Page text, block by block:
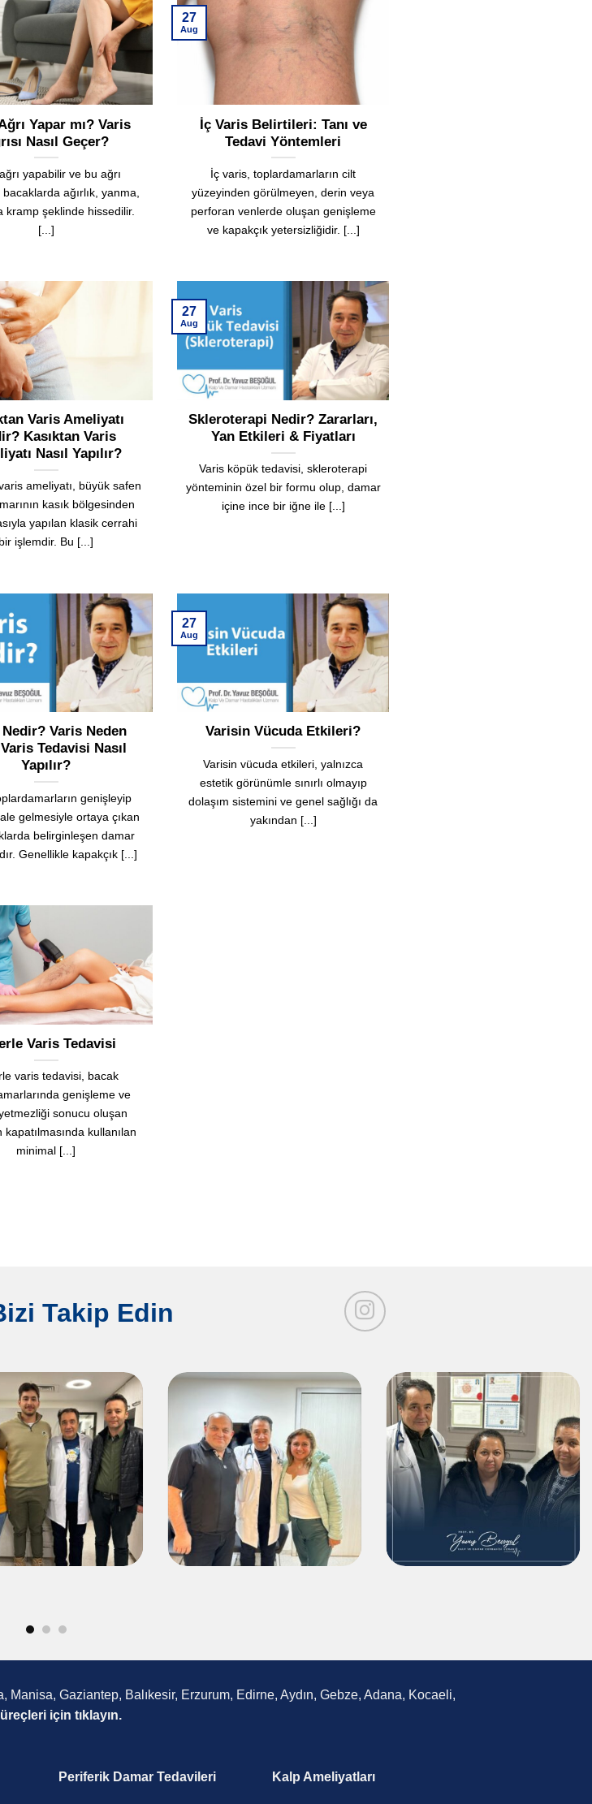
Yapar mı? Varis
Nasıl Geçer?
yapabilir ve bu ağrı
ağırlık, yanma,
kramp şeklinde hissedilir.
[...]
İç Varis Belirtileri: Tanı ve
Tedavi Yöntemleri
İç varis, toplardamarların cilt
yüzeyinden görülmeyen, derin veya
perforan venlerde oluşan genişleme
ve kapakçık yetersizliğidir. [...]
27
Aug
Varis Ameliyatı
Kasıktan Varis
Nasıl Yapılır?
ameliyatı, büyük safen
kasık bölgesinden
yapılan klasik cerrahi
bir işlemdir. Bu [...]
Skleroterapi Nedir? Zararları,
Yan Etkileri & Fiyatları
Varis köpük tedavisi, skleroterapi
yönteminin özel bir formu olup, damar
içine ince bir iğne ile [...]
27
Aug
Varis Neden
Tedavisi Nasıl
Yapılır?
genişleyip
gelmesiyle ortaya çıkan
belirginleşen damar
Genellikle kapakçık [...]
Varisin Vücuda Etkileri?
Varisin vücuda etkileri, yalnızca
estetik görünümle sınırlı olmayıp
dolaşım sistemini ve genel sağlığı da
yakından [...]
27
Aug
Varis Tedavisi
varis tedavisi, bacak
genişleme ve
sonucu oluşan
kapatılmasında kullanılan
minimal [...]
Takip Edin
Manisa, Gaziantep, Balıkesir, Erzurum, Edirne, Aydın, Gebze, Adana, Kocaeli,
için tıklayın.
Periferik Damar Tedavileri Kalp Ameliyatları